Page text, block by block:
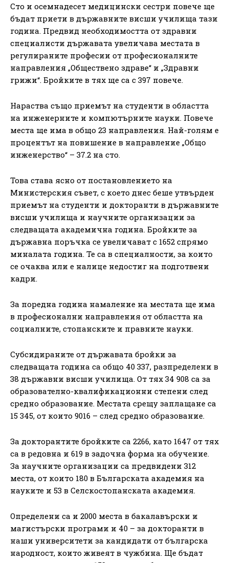
Сто и осемнадесет медицински сестри повече ще
бъдат приети в държавните висши училища тази
година. Предвид необходимостта от здравни
специалисти държавата увеличава местата в
регулираните професии от професионалните
направления „Обществено здраве“ и „Здравни
грижи“. Бройките в тях ще са с 397 повече.
Нараства също приемът на студенти в областта
на инженерните и компютърните науки. Повече
места ще има в общо 23 направления. Най-голям е
процентът на повишение в направление „Общо
инженерство“ – 37.2 на сто.
Това става ясно от постановлението на
Министерския съвет, с което днес беше утвърден
приемът на студенти и докторанти в държавните
висши училища и научните организации за
следващата академична година. Бройките за
държавна поръчка се увеличават с 1652 спрямо
миналата година. Те са в специалности, за които
се очаква или е налице недостиг на подготвени
кадри.
За поредна година намаление на местата ще има
в професионални направления от областта на
социалните, стопанските и правните науки.
Субсидираните от държавата бройки за
следващата година са общо 40 337, разпределени в
38 държавни висши училища. От тях 34 908 са за
образователно-квалификационни степени след
средно образование. Местата срещу заплащане са
15 345, от които 9016 – след средно образование.
За докторантите бройките са 2266, като 1647 от тях
са в редовна и 619 в задочна форма на обучение.
За научните организации са предвидени 312
места, от които 180 в Българската академия на
науките и 53 в Селскостопанската академия.
Определени са и 2000 места в бакалавърски и
магистърски програми и 40 – за докторанти в
наши университети за кандидати от българска
народност, които живеят в чужбина. Ще бъдат